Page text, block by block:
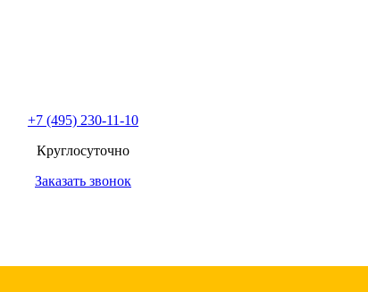
+7 (495) 230-11-10
Круглосуточно
Заказать звонок